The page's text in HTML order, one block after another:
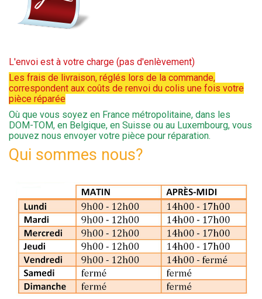
L'envoi est à votre charge (pas d'enlèvement)
Les frais de livraison, réglés lors de la commande,
correspondent aux coûts de renvoi du colis une fois votre
pièce réparée
Où que vous soyez en France métropolitaine, dans les
DOM-TOM, en Belgique, en Suisse ou au Luxembourg, vous
pouvez nous envoyer votre pièce pour réparation.
Qui sommes nous?